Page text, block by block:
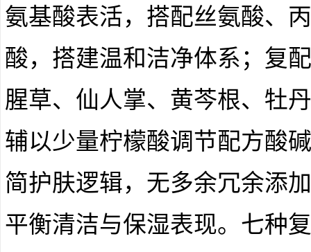
氨基酸表活，搭配丝氨酸、
酸，搭建温和洁净体系；复
腥草、仙人掌、黄芩根、牡
辅以少量柠檬酸调节配方酸
简护肤逻辑，无多余冗余添
平衡清洁与保湿表现。七种